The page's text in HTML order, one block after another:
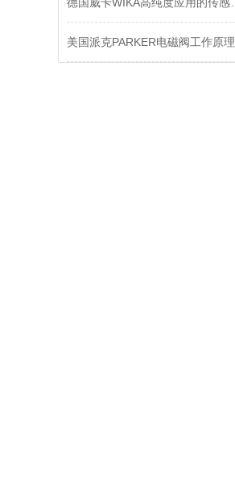
美国派克PARKER电磁阀工作原理